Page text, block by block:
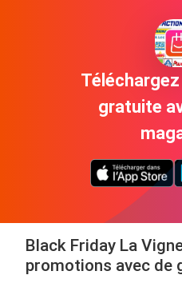
gratuite
Black Friday La
promotions avec de